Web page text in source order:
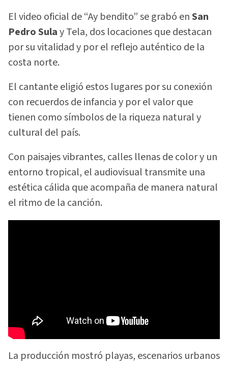
El video oficial de “Ay bendito” se grabó enSan
Pedro Sulay Tela, dos locaciones que destacan
por su vitalidad y por el reflejo auténtico de la
costa norte.
El cantante eligió estos lugares por su conexión
con recuerdos de infancia y por el valor que
tienen como símbolos de la riqueza natural y
cultural del país.
Con paisajes vibrantes, calles llenas de color y un
entorno tropical, el audiovisual transmite una
estética cálida que acompaña de manera natural
el ritmo de la canción.
La producción mostró playas, escenarios urbanos